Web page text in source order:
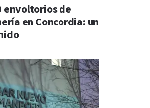
envoltorios de
en Concordia: un